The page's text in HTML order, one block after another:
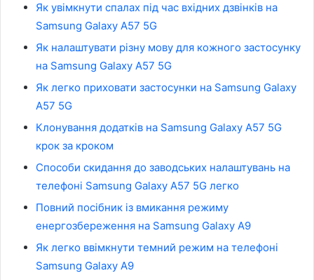
Як увімкнути спалах під час вхідних дзвінків на
Samsung Galaxy A57 5G
Як налаштувати різну мову для кожного застосунку
на Samsung Galaxy A57 5G
Як легко приховати застосунки на Samsung Galaxy
A57 5G
Клонування додатків на Samsung Galaxy A57 5G
крок за кроком
Способи скидання до заводських налаштувань на
телефоні Samsung Galaxy A57 5G легко
Повний посібник із вмикання режиму
енергозбереження на Samsung Galaxy A9
Як легко ввімкнути темний режим на телефоні
Samsung Galaxy A9